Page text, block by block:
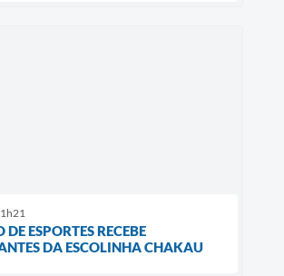
DE ESPORTES RECEBE
DA ESCOLINHA CHAKAU